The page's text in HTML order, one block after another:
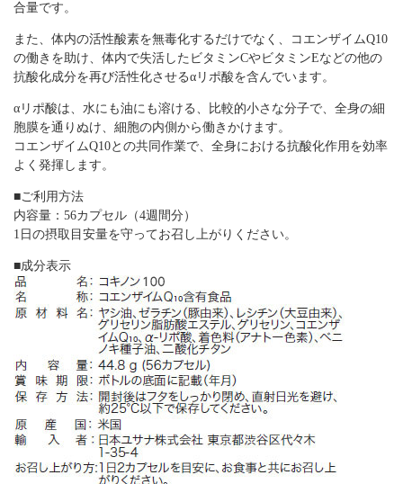
合量です。
また、体内の活性酸素を無毒化するだけでなく、コエンザイムQ10
の働きを助け、体内で失活したビタミンCやビタミンEなどの他の
抗酸化成分を再び活性化させるαリポ酸を含んでいます。
αリポ酸は、水にも油にも溶ける、比較的小さな分子で、全身の細
胞膜を通りぬけ、細胞の内側から働きかけます。
コエンザイムQ10との共同作業で、全身における抗酸化作用を効率
よく発揮します。
■ご利用方法
内容量：56カプセル（4週間分）
1日の摂取目安量を守ってお召し上がりください。
■成分表示